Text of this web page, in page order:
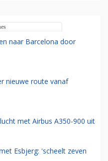
naar Barcelona door
nieuwe route vanaf
met Airbus A350-900 uit
Esbjerg: 'scheelt zeven